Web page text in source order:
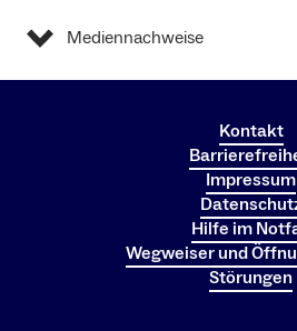
Mediennachweise
Kontakt
Impressum
Hilfe im
Wegweiser und
Störungen